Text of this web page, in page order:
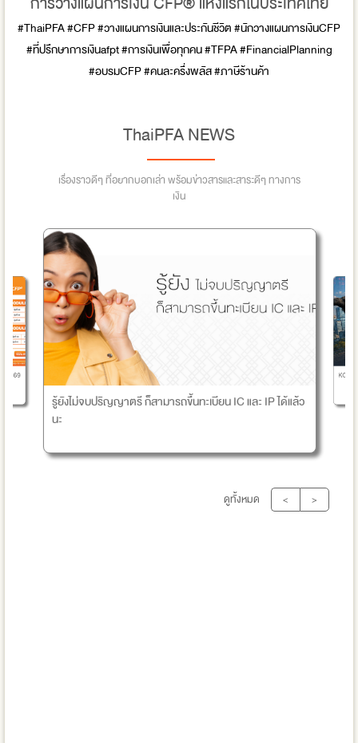
#ThaiPFA#CFP#วางแผนการเงินและประกันชีวิต#นักวางแผนการเงินCFP
#ที่ปรึกษาการเงินafpt#การเงินเพื่อทุกคน#TFPA#FinancialPlanning
#อบรมCFP#คนละครึ่งพลัส#ภาษีร้านค้า
ThaiPFA NEWS
เรื่องราวดีๆ ที่อยากบอกเล่า พร้อมข่าวสารและสาระดีๆ ทางการ
เงิน
ปี 2569
รู้ยังไม่จบปริญญาตรี ก็สามารถขึ้นทะเบียน IC และ IP ได้แล้ว
นะ
ดูทั้งหมด < >